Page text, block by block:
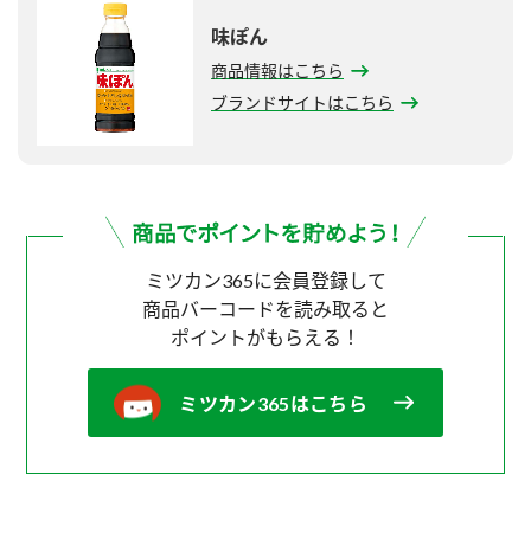
味ぽん
商品情報はこちら
ブランドサイトはこちら
ミツカン365に会員登録して
商品バーコードを読み取ると
ポイントがもらえる！
ミツカン365はこちら